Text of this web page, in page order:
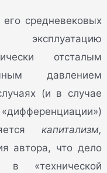
средневековых
отсталым
давлением
(и в случае
капитализм,
автора, что дело
«технической